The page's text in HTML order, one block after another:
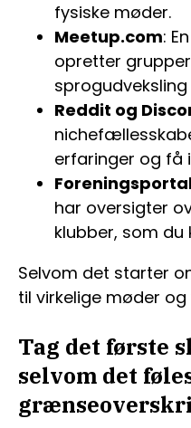
fysiske møder.
Meetup.com:
opretter
Reddit og
erfaringer og få
har oversigter
klubber, som du
Selvom det starter
til virkelige møder og
Tag det første
selvom det